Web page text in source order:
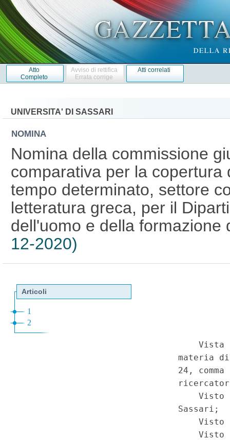
Atto
Completo
Avviso di rettifica
Errata corrige
Atti correlati
UNIVERSITA' DI SASSARI
NOMINA
Nomina della commissione
comparativa per la
tempo determinato, settore
letteratura greca, per il
dell'uomo e della formazione
12-2020)